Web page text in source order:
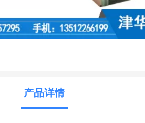
产品详情